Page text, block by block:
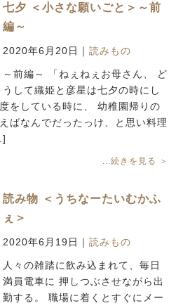
七夕 ＜小さな願いごと＞～前
編～
2020年6月20日 ｜読みもの
～前編～ 「ねぇねぇお母さん、 ど
うして織姫と彦星は七夕の時にし
をしている時に、 幼稚園帰りの
ばなんでだったっけ、と思い料理
...続きを見る ＞
読み物 ＜うちなーたいむかふ
ぇ＞
2020年6月19日 ｜読みもの
人々の雑踏に飲み込まれて、毎日
満員電車に 押しつぶさせながら出
勤する。 職場に着くとすぐにメー